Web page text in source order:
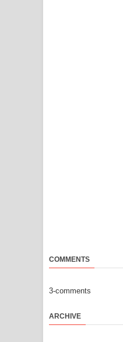
COMMENTS
3-comments
ARCHIVE